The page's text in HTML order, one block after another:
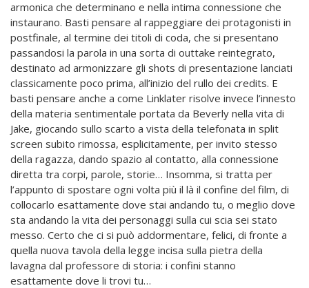
armonica che determinano e nella intima connessione che
instaurano. Basti pensare al rappeggiare dei protagonisti in
postfinale, al termine dei titoli di coda, che si presentano
passandosi la parola in una sorta di outtake reintegrato,
destinato ad armonizzare gli shots di presentazione lanciati
classicamente poco prima, all’inizio del rullo dei credits. E
basti pensare anche a come Linklater risolve invece l’innesto
della materia sentimentale portata da Beverly nella vita di
Jake, giocando sullo scarto a vista della telefonata in split
screen subito rimossa, esplicitamente, per invito stesso
della ragazza, dando spazio al contatto, alla connessione
diretta tra corpi, parole, storie… Insomma, si tratta per
l’appunto di spostare ogni volta più il là il confine del film, di
collocarlo esattamente dove stai andando tu, o meglio dove
sta andando la vita dei personaggi sulla cui scia sei stato
messo. Certo che ci si può addormentare, felici, di fronte a
quella nuova tavola della legge incisa sulla pietra della
lavagna dal professore di storia: i confini stanno
esattamente dove li trovi tu…